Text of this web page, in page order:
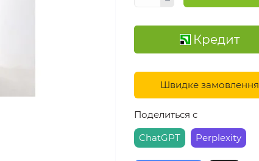
Кредит
Швидке замовлення
Поделиться с
ChatGPT
Perplexity